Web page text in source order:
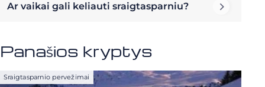
Ar vaikai gali keliauti sraigtasparniu?
Panašios kryptys
Sraigtasparnio pervežimai